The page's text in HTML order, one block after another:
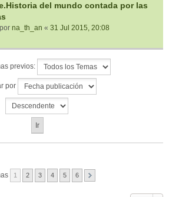
del mundo contada por las
na_th_an « 31 Jul 2015, 20:08
previos:
por
1 2 3 4 5 6